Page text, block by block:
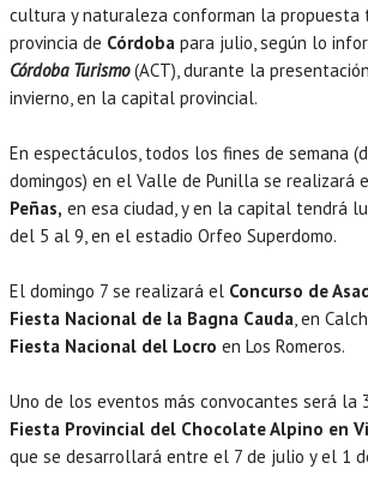
cultura y naturaleza conforman la
provincia de Córdoba para julio, según lo
Córdoba Turismo(ACT), durante la
invierno, en la capital provincial.
En espectáculos, todos los fines de semana
domingos) en el Valle de Punilla se realizará
Peñas, en esa ciudad, y en la capital tendrá
del 5 al 9, en el estadio Orfeo Superdomo.
El domingo 7 se realizará el Concurso de
Fiesta Nacional de la Bagna Cauda, en
Fiesta Nacional del Locro en Los Romeros.
Uno de los eventos más convocantes será la
Fiesta Provincial del Chocolate Alpino en
que se desarrollará entre el 7 de julio y el 1